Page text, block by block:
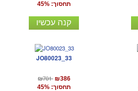
תחסוך: 45%
קנה עכשיו
JO80023_33
₪701 ₪386
תחסוך: 45%